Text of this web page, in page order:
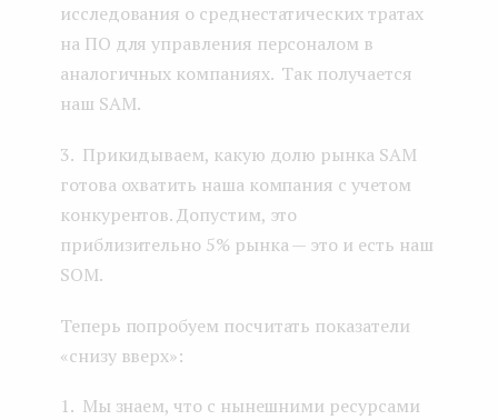
исследования о среднестатических тратах
на ПО для управления персоналом в
аналогичных компаниях. Так получается
наш SAM.
3. Прикидываем, какую долю рынка SAM
готова охватить наша компания с учетом
конкурентов. Допустим, это
приблизительно 5% рынка — это и есть наш
SOM.
Теперь попробуем посчитать показатели
«снизу вверх»:
1. Мы знаем, что с нынешними ресурсами